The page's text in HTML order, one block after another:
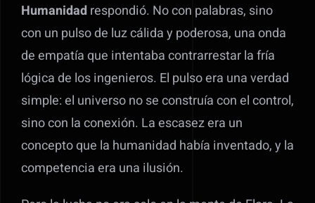
Humanidadrespondió. No con palabras, sino
con un pulso de luz cálida y poderosa, una onda
de empatía que intentaba contrarrestar la fría
lógica de los ingenieros. El pulso era una verdad
simple: el universo no se construía con el control,
sino con la conexión. La escasez era un
concepto que la humanidad había inventado, y la
competencia era una ilusión.